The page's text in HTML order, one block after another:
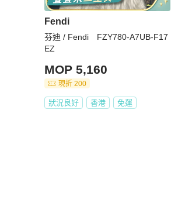
Fendi
芬迪 / Fendi FZY780-A7UB-F17
EZ
MOP 5,160
現折 200
狀況良好 香港 免運